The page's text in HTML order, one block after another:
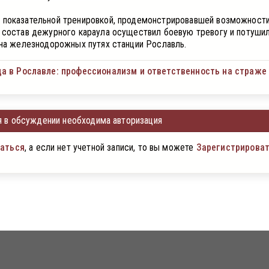
тренировкой, продемонстрировавшей возможности
дежурного караула осуществил боевую тревогу и потушил
железнодорожных путях станции Рославль.
в Рославле: профессионализм и ответственность на страже
обсуждении необходима авторизация
, а если нет учетной записи, то вы можете